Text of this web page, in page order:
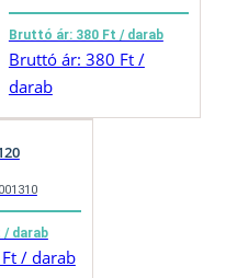
Bruttó ár: 380 Ft / darab
Bruttó ár: 380 Ft /
darab
/ darab
/ darab